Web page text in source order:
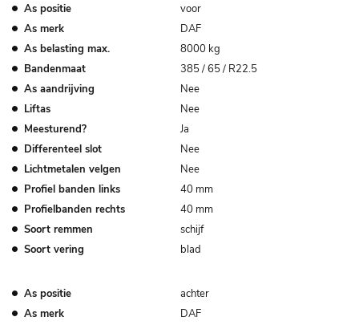
As positie
voor
As merk
DAF
As belasting max.
8000 kg
Bandenmaat
385 / 65 / R22.5
As aandrijving
Nee
Liftas
Nee
Meesturend?
Ja
Differenteel slot
Nee
Lichtmetalen velgen
Nee
Profiel banden links
40 mm
Profielbanden rechts
40 mm
Soort remmen
schijf
Soort vering
blad
As positie
achter
As merk
DAF